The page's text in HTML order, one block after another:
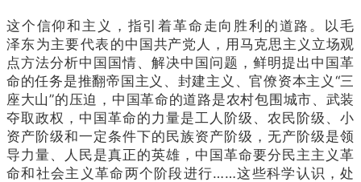
这个信仰和主义，指引着革命走向胜利的道路。以毛
泽东为主要代表的中国共产党人，用马克思主义立场观
点方法分析中国国情、解决中国问题，鲜明提出中国革
命的任务是推翻帝国主义、封建主义、官僚资本主义“三
座大山”的压迫，中国革命的道路是农村包围城市、武装
夺取政权，中国革命的力量是工人阶级、农民阶级、小
资产阶级和一定条件下的民族资产阶级，无产阶级是领
导力量、人民是真正的英雄，中国革命要分民主主义革
命和社会主义革命两个阶段进行……这些科学认识，处